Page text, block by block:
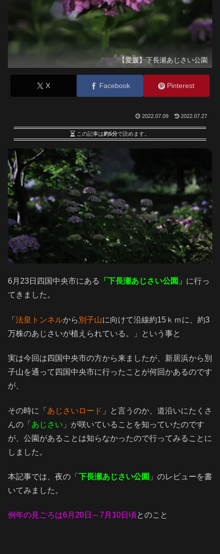
【愛媛】下長瀬あじさい公園
X Facebook Pinterest
2022.07.09 2022.07.27
この記事は約5分で読めます。
6月23日四国中央市にある 「下長瀬あじさい公園」 に行っ
てきました。
「 法皇トンネルから 別子山に向けて沿線約15ｋｍに、約3
万株のあじさいが植えられている。」という事と
実は今回は四国中央市の方から来ましたが、新居浜から別
子山を通って四国中央市に行ったことが何回かあるのです
が、
その時に「 あじさいロード 」と言うのか、道沿いにたくさ
んの「 あじさい 」が咲いていることを知っていたのです
が、公園があることは知らなかったので行ってみることに
しました。
本記事では、夜の「 下長瀬あじさい公園 」のレビューを書
いてみました。
例年の見ごろは6月20日～7月10日頃とのこと